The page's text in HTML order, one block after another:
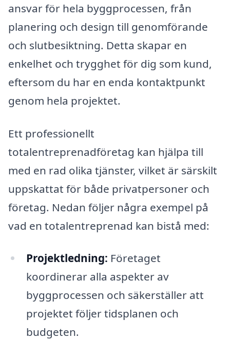
ansvar för hela byggprocessen, från
planering och design till genomförande
och slutbesiktning. Detta skapar en
enkelhet och trygghet för dig som kund,
eftersom du har en enda kontaktpunkt
genom hela projektet.
Ett professionellt
totalentreprenadföretag kan hjälpa till
med en rad olika tjänster, vilket är särskilt
uppskattat för både privatpersoner och
företag. Nedan följer några exempel på
vad en totalentreprenad kan bistå med:
Projektledning: Företaget
koordinerar alla aspekter av
byggprocessen och säkerställer att
projektet följer tidsplanen och
budgeten.